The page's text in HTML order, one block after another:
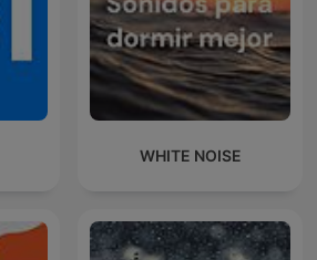
WHITE NOISE